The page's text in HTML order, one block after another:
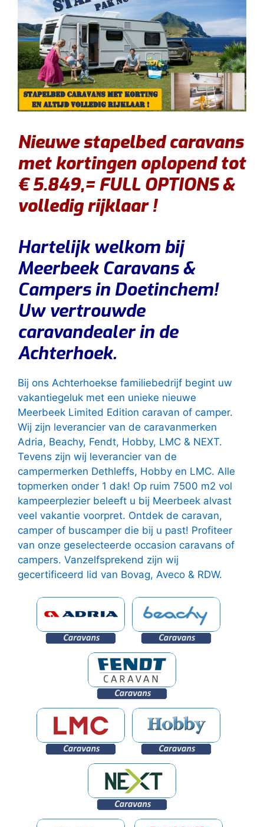
Nieuwe stapelbed caravans
met kortingen oplopend tot
€ 5.849,= FULL OPTIONS &
volledig rijklaar !
Hartelijk welkom bij
Meerbeek Caravans &
Campers in Doetinchem!
Uw vertrouwde
caravandealer in de
Achterhoek.
Bij ons Achterhoekse familiebedrijf begint uw
vakantiegeluk met een unieke nieuwe
Meerbeek Limited Edition caravan of camper.
Wij zijn leverancier van de caravanmerken
Adria, Beachy, Fendt, Hobby, LMC & NEXT.
Tevens zijn wij leverancier van de
campermerken Dethleffs, Hobby en LMC. Alle
topmerken onder 1 dak! Op ruim 7500 m2 vol
kampeerplezier beleeft u bij Meerbeek alvast
veel vakantie voorpret. Ontdek de caravan,
camper of buscamper die bij u past! Profiteer
van onze geselecteerde occasion caravans of
campers. Vanzelfsprekend zijn wij
gecertificeerd lid van Bovag, Aveco & RDW.